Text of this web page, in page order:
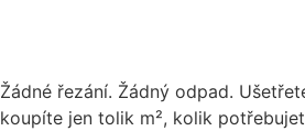
Žádné řezání. Žádný odpad.
koupíte jen tolik m², kolik